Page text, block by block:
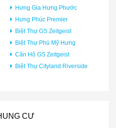
Hưng Gia Hưng Phước
Hưng Phúc Premier
Biệt Thự GS Zeitgeist
Biệt Thự Phú Mỹ Hưng
Căn Hộ GS Zeitgeist
Biệt Thự Cityland Riverside
CƯ